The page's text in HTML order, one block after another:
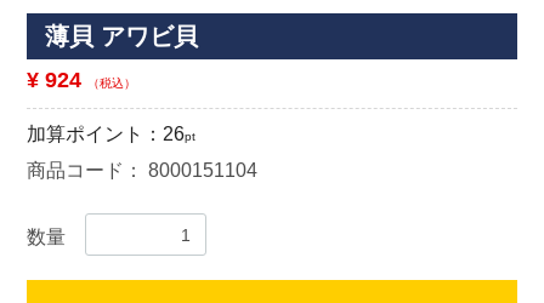
薄貝 アワビ貝
¥ 924 （税込）
加算ポイント： 26pt
商品コード：8000151104
数量